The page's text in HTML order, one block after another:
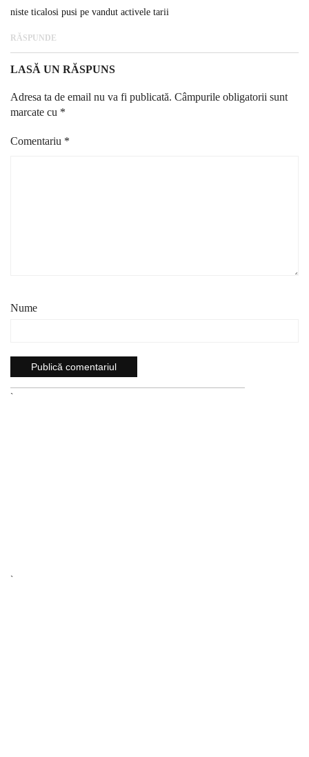
niste ticalosi pusi pe vandut activele tarii
RĂSPUNDE
LASĂ UN RĂSPUNS
Adresa ta de email nu va fi publicată. Câmpurile obligatorii sunt
marcate cu *
Comentariu *
Nume
`
`